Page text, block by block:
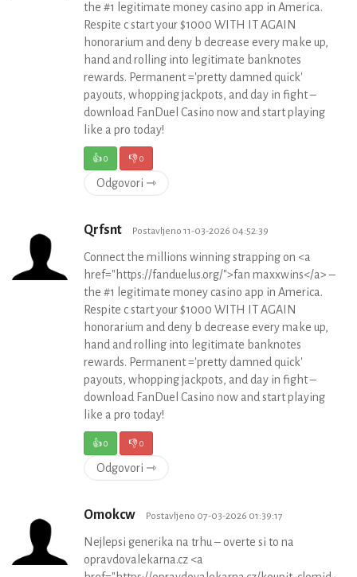
the #1 legitimate money casino app in America.
Respite c start your $1000 WITH IT AGAIN
honorarium and deny b decrease every make up,
hand and rolling into legitimate banknotes
rewards. Permanent ='pretty damned quick'
payouts, whopping jackpots, and day in fight –
download FanDuel Casino now and start playing
like a pro today!
👍0 👎0
Odgovori ⇾
Qrfsnt Postavljeno 11-03-2026 04:52:39
Connect the millions winning strapping on <a
href="https://fanduelus.org/">fan maxxwins</a> –
the #1 legitimate money casino app in America.
Respite c start your $1000 WITH IT AGAIN
honorarium and deny b decrease every make up,
hand and rolling into legitimate banknotes
rewards. Permanent ='pretty damned quick'
payouts, whopping jackpots, and day in fight –
download FanDuel Casino now and start playing
like a pro today!
👍0 👎0
Odgovori ⇾
Omokcw Postavljeno 07-03-2026 01:39:17
Nejlepsi generika na trhu – overte si to na
opravdovalekarna.cz <a